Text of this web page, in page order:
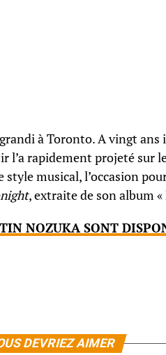
à Toronto. A vingt ans
l’a rapidement projeté sur
style musical, l’occasion
, extraite de son album «
NOZUKA SONT
DEVRIEZ AIMER